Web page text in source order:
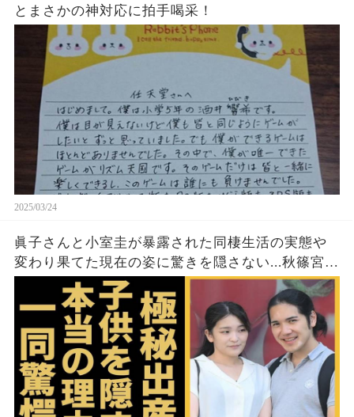
とまさかの神対応に拍手喝采！
2025/03/24
眞子さんと小室圭が暴露された同棲生活の実態や
変わり果てた現在の姿に驚きを隠さない...秋篠宮家
の長女がアメリカで極秘出産の真相や暴露された
ヤバいO癖に言葉を失う...